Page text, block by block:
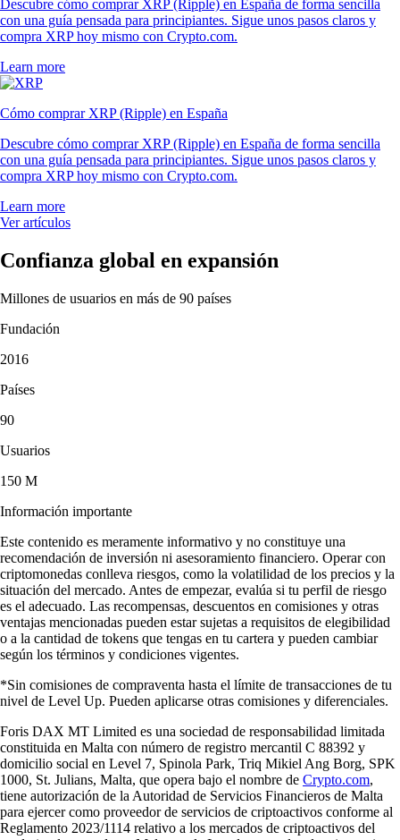
Descubre cómo comprar XRP (Ripple) en España de forma sencilla
con una guía pensada para principiantes. Sigue unos pasos claros y
compra XRP hoy mismo con Crypto.com.
Learn more
Cómo comprar XRP (Ripple) en España
Descubre cómo comprar XRP (Ripple) en España de forma sencilla
con una guía pensada para principiantes. Sigue unos pasos claros y
compra XRP hoy mismo con Crypto.com.
Learn more
Ver artículos
Confianza global en expansión
Millones de usuarios en más de 90 países
Fundación
2016
Países
90
Usuarios
150 M
Información importante
Este contenido es meramente informativo y no constituye una
recomendación de inversión ni asesoramiento financiero. Operar con
criptomonedas conlleva riesgos, como la volatilidad de los precios y la
situación del mercado. Antes de empezar, evalúa si tu perfil de riesgo
es el adecuado. Las recompensas, descuentos en comisiones y otras
ventajas mencionadas pueden estar sujetas a requisitos de elegibilidad
o a la cantidad de tokens que tengas en tu cartera y pueden cambiar
según los términos y condiciones vigentes.
*Sin comisiones de compraventa hasta el límite de transacciones de tu
nivel de Level Up. Pueden aplicarse otras comisiones y diferenciales.
Foris DAX MT Limited es una sociedad de responsabilidad limitada
constituida en Malta con número de registro mercantil C 88392 y
domicilio social en Level 7, Spinola Park, Triq Mikiel Ang Borg, SPK
1000, St. Julians, Malta, que opera bajo el nombre de Crypto.com,
tiene autorización de la Autoridad de Servicios Financieros de Malta
para ejercer como proveedor de servicios de criptoactivos conforme al
Reglamento 2023/1114 relativo a los mercados de criptoactivos del